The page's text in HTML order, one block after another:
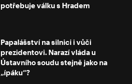
potřebuje válku s Hradem
Papalášství na silnici i vůči
prezidentovi. Narazí vláda u
Ústavního soudu stejně jako na
„ípáku“?